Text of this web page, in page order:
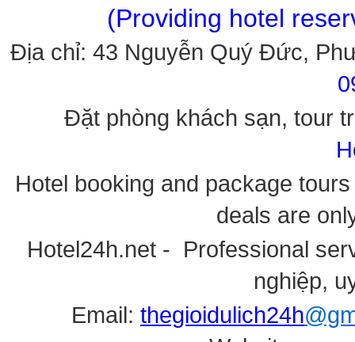
(Providing hotel
Địa chỉ: 43 Nguyễn Quý Đức,
Đặt phòng khách sạn, tour
Hotel booking and package
deals are
Hotel24h.net - Professional
nghiệp,
Email: thegioidulich24h